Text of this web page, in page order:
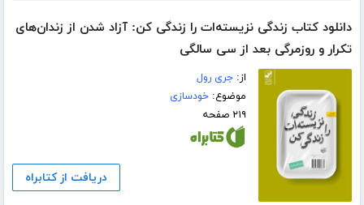
دانلود کتاب زندگی نزیسته‌ات را زندگی کن: آزاد شدن از زندان‌های
تکرار و روزمرگی بعد از سی سالگی
از:جری رول
موضوع:خودسازی
۲۱۹ صفحه
دریافت از کتابراه